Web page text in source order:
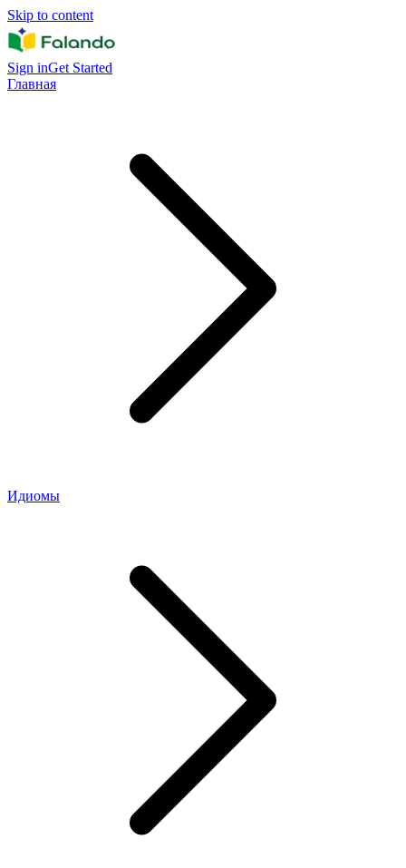
Skip to content
Sign inGet Started
Главная
Идиомы